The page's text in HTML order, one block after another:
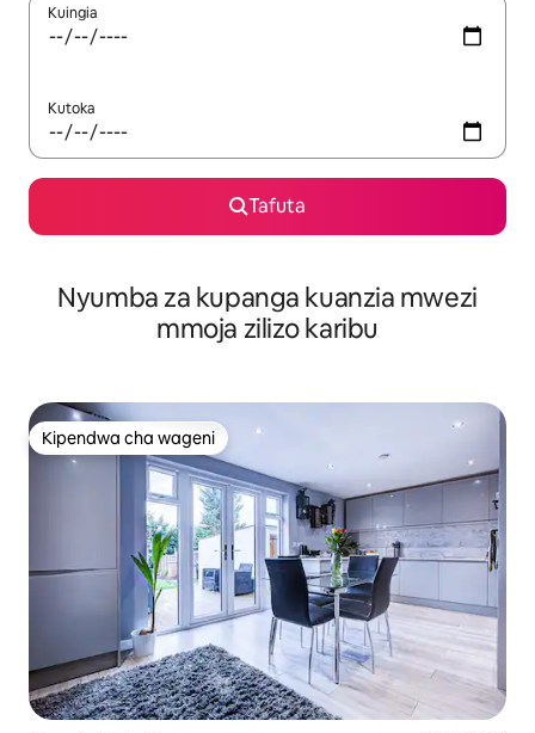
Kuingia
Kutoka
Tafuta
Nyumba za kupanga kuanzia mwezi
mmoja zilizo karibu
Kipendwa cha wageni
Kipendwa cha wageni